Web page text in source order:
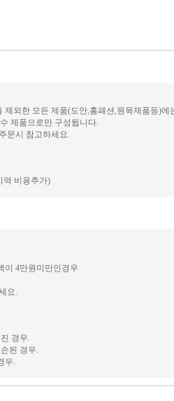
외한 모든 제품(도안,홈패션,원목제품등)에
제품으로만 구성됩니다.
문시 참고하세요.
역 비용추가)
이 4만원미만인경우
요.
경우.
된 경우.
우.